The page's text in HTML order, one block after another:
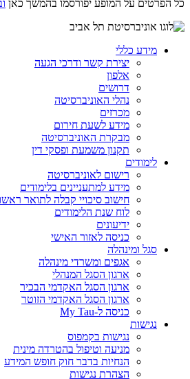
כל הפרטים על המופע יפורסמו בהמשך כאן
מידע כללי
יצירת קשר ודרכי הגעה
אלפון
דרושים
נהלי האוניברסיטה
מכרזים
מידע לשעת חירום
מבקרת האוניברסיטה
תקנון משמעת ופסקי דין
לימודים
רישום לאוניברסיטה
מידע למתעניינים בלימודים
חישוב סיכויי קבלה לתואר
לוח שנת הלימודים
ידיעונים
כניסה לאזור האישי
סגל ומינהלה
אגפים ומשרדי מינהלה
ארגון הסגל המנהלי
ארגון הסגל האקדמי הבכיר
ארגון הסגל האקדמי הזוטר
כניסה ל-My Tau
נגישות
נגישות בקמפוס
מניעה וטיפול בהטרדה מינית
הנחיות בדבר חוק חופש המידע
הצהרת נגישות